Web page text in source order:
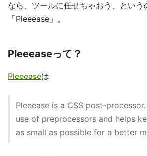
なら、ツールに任せちゃおう、という
「Pleeease」。
Pleeeaseって？
Pleeeaseは
Pleeease is a CSS post-
use of preprocessors and helps
as small as possible for a better